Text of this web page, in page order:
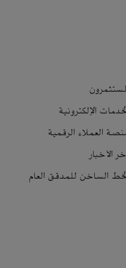
الإلكترونية
العملاء الرقمية
الأخبار
الساخن للمدقق العام